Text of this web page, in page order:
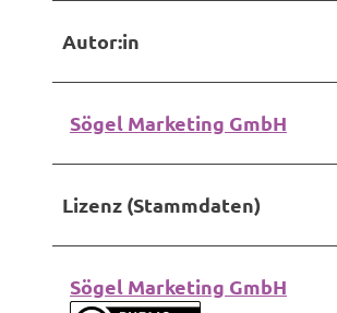
Autor:in
Sögel Marketing GmbH
Lizenz (Stammdaten)
Sögel Marketing GmbH